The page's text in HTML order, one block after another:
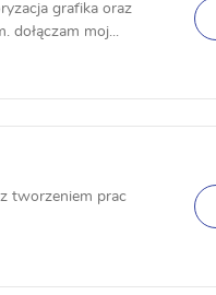
grafika oraz
dołączam moj...
tworzeniem prac